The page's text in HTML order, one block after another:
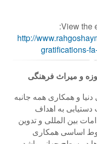
View the
http://
gratifications-
و همكاری همه جانبه
به اهداف
بین المللی و تدوین
اساسی همكاری